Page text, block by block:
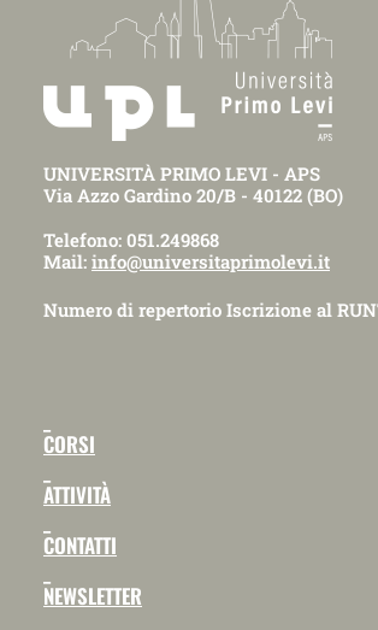
UNIVERSITÀ PRIMO LEVI - APS
Via Azzo Gardino 20/B - 40122 (BO)
Telefono: 051.249868
Mail: info@universitaprimolevi.it
Numero di repertorio Iscrizione al
CORSI
ATTIVITÀ
CONTATTI
NEWSLETTER